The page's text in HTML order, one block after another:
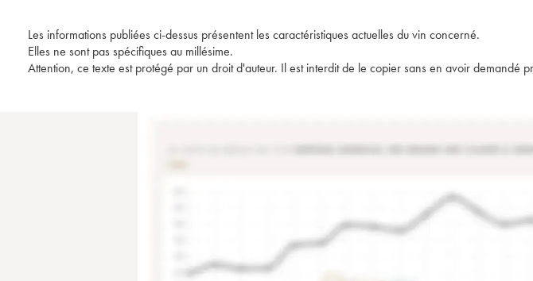
Les informations publiées ci-dessus présentent les caractéristiques actuelles du vin concerné.
Elles ne sont pas spécifiques au millésime.
Attention, ce texte est protégé par un droit d'auteur. Il est interdit de le copier sans en avoir demandé